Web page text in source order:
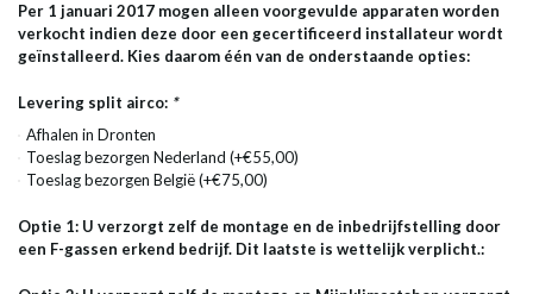
Per 1 januari 2017 mogen alleen voorgevulde apparaten worden
verkocht indien deze door een gecertificeerd installateur wordt
geïnstalleerd. Kies daarom één van de onderstaande opties:
Levering split airco: *
Afhalen in Dronten
Toeslag bezorgen Nederland (+€55,00)
Toeslag bezorgen België (+€75,00)
Optie 1: U verzorgt zelf de montage en de inbedrijfstelling door
een F-gassen erkend bedrijf. Dit laatste is wettelijk verplicht.: